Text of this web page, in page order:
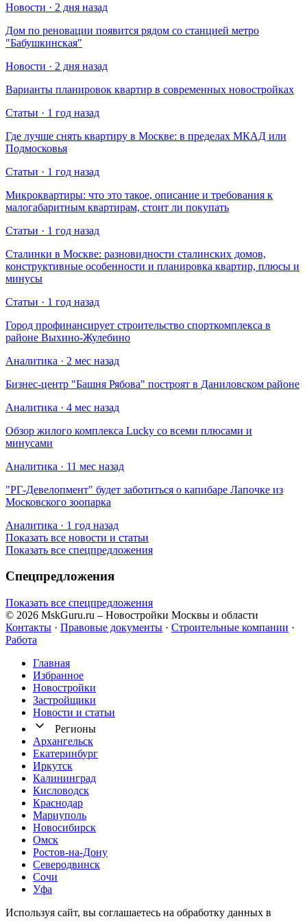
Новости · 2 дня назад
Дом по реновации появится рядом со станцией метро
"Бабушкинская"
Новости · 2 дня назад
Варианты планировок квартир в современных новостройках
Статьи · 1 год назад
Где лучше снять квартиру в Москве: в пределах МКАД или
Подмосковья
Статьи · 1 год назад
Микроквартиры: что это такое, описание и требования к
малогабаритным квартирам, стоит ли покупать
Статьи · 1 год назад
Сталинки в Москве: разновидности сталинских домов,
конструктивные особенности и планировка квартир, плюсы и
минусы
Статьи · 1 год назад
Город профинансирует строительство спорткомплекса в
районе Выхино-Жулебино
Аналитика · 2 мес назад
Бизнес-центр "Башня Рябова" построят в Даниловском районе
Аналитика · 4 мес назад
Обзор жилого комплекса Lucky со всеми плюсами и
минусами
Аналитика · 11 мес назад
​"РГ-Девелопмент" будет заботиться о капибаре Лапочке из
Московского зоопарка
Аналитика · 1 год назад
Показать все новости и статьи
Показать все спецпредложения
Спецпредложения
Показать все спецпредложения
© 2026 MskGuru.ru – Новостройки Москвы и области
Контакты · Правовые документы · Строительные компании ·
Работа
Главная
Избранное
Новостр ойки
Застройщики
Новости и статьи
Регионы
Архангельск
Екатеринбург
Иркутск
Калининград
Кисловодск
Краснодар
Мариуполь
Новосибирск
Омск
Ростов-на-Дону
Северодвинск
Сочи
Уфа
Используя сайт, вы соглашаетесь на обработку данных в